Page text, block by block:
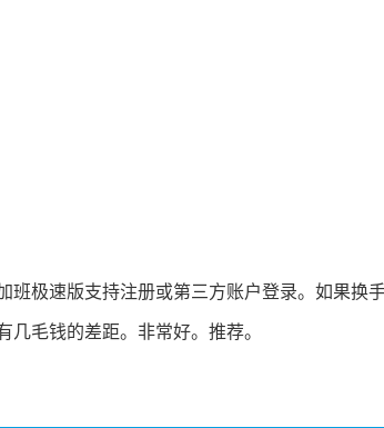
班极速版支持注册或第三方账户登录。如果换
毛钱的差距。非常好。推荐。